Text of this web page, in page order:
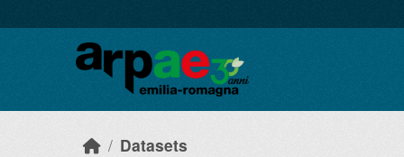
Datasets